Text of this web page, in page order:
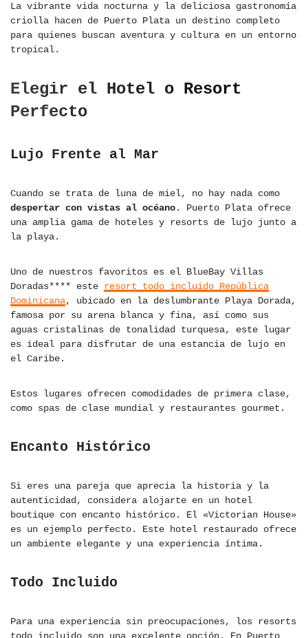
La vibrante vida nocturna y la deliciosa gastronomía
criolla hacen de Puerto Plata un destino completo
para quienes buscan aventura y cultura en un entorno
tropical.
Elegir el Hotel o Resort
Perfecto
Lujo Frente al Mar
Cuando se trata de luna de miel, no hay nada como
despertar con vistas al océano. Puerto Plata ofrece
una amplia gama de hoteles y resorts de lujo junto a
la playa.
Uno de nuestros favoritos es el BlueBay Villas
Doradas**** este resort todo incluído República
Dominicana, ubicado en la deslumbrante Playa Dorada,
famosa por su arena blanca y fina, así como sus
aguas cristalinas de tonalidad turquesa, este lugar
es ideal para disfrutar de una estancia de lujo en
el Caribe.
Estos lugares ofrecen comodidades de primera clase,
como spas de clase mundial y restaurantes gourmet.
Encanto Histórico
Si eres una pareja que aprecia la historia y la
autenticidad, considera alojarte en un hotel
boutique con encanto histórico. El «Victorian House»
es un ejemplo perfecto. Este hotel restaurado ofrece
un ambiente elegante y una experiencia íntima.
Todo Incluido
Para una experiencia sin preocupaciones, los resorts